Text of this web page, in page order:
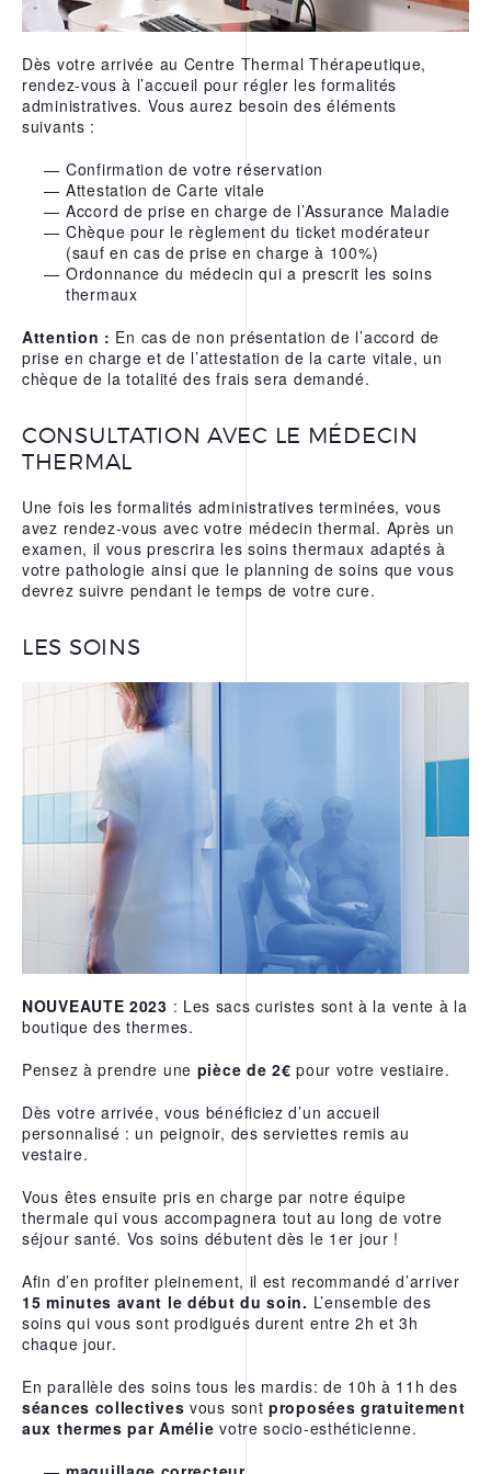
L’EAU THERMALE
NOS APPS
Dès votre arrivée au Centre Thermal Thérapeutique,
rendez-vous à l’accueil pour régler les formalités
administratives. Vous aurez besoin des éléments
suivants :
Confirmation de votre réservation
Attestation de Carte vitale
Accord de prise en charge de l’Assurance Maladie
Chèque pour le règlement du ticket modérateur
(sauf en cas de prise en charge à 100%)
Ordonnance du médecin qui a prescrit les soins
thermaux
Attention : En cas de non présentation de l’accord de
prise en charge et de l’attestation de la carte vitale, un
chèque de la totalité des frais sera demandé.
CONSULTATION AVEC LE MÉDECIN
THERMAL
Une fois les formalités administratives terminées, vous
avez rendez-vous avec votre médecin thermal. Après un
examen, il vous prescrira les soins thermaux adaptés à
votre pathologie ainsi que le planning de soins que vous
devrez suivre pendant le temps de votre cure.
LES SOINS
NOUVEAUTE 2023 : Les sacs curistes sont à la vente à la
boutique des thermes.
Pensez à prendre une pièce de 2€ pour votre vestiaire.
Dès votre arrivée, vous bénéficiez d’un accueil
personnalisé : un peignoir, des serviettes remis au
vestaire.
Vous êtes ensuite pris en charge par notre équipe
thermale qui vous accompagnera tout au long de votre
séjour santé. Vos soins débutent dès le 1er jour !
Afin d’en profiter pleinement, il est recommandé d’arriver
15 minutes avant le début du soin. L’ensemble des
soins qui vous sont prodigués durent entre 2h et 3h
chaque jour.
En parallèle des soins tous les mardis: de 10h à 11h des
séances collectives vous sontproposées gratuitement
aux thermes par Amélie votre socio-esthéticienne.